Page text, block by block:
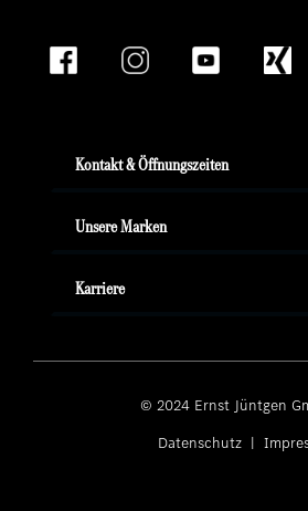
Kontakt & Öffnungszeiten
Unsere Marken
Karriere
© 2024 Ernst Jüntgen
Datenschutz |